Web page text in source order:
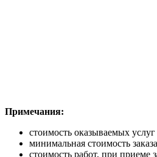
Примечания:
стоимость оказываемых
минимальная стоимость
стоимость работ, при приеме